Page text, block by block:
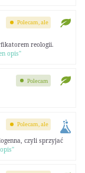
reologii.
opis"
Polecam, ale
Polecam
czyli sprzyjać
Polecam, ale